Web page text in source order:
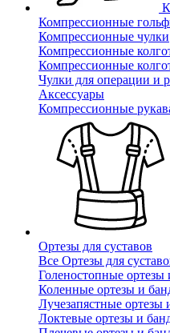
Компрессионные
Компрессионные чулки
Компрессионные
Компрессионные
Чулки для операции и
Аксессуары
Компрессионные
Ортезы для суставов
Все Ортезы для
Голеностопные ортезы
Коленные ортезы и
Лучезапястные ортезы
Локтевые ортезы и